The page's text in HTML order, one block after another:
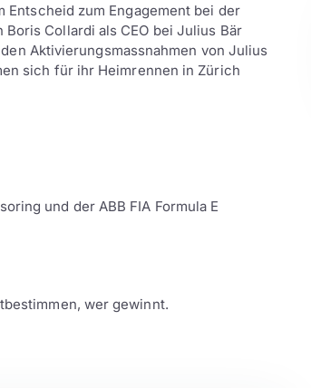
zum Engagement bei der
Boris Collardi als CEO bei Julius Bär
Aktivierungsmassnahmen von Julius
sich für ihr Heimrennen in Zürich
und der ABB FIA Formula E
wer gewinnt.